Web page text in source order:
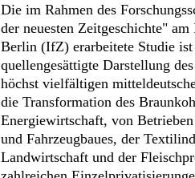
Die im Rahmen des
der neuesten Zeitgeschichte"
Berlin (IfZ) erarbeitete Studie
quellengesättigte Darstellung
höchst vielfältigen
die Transformation des
Energiewirtschaft, von
und Fahrzeugbaues, der
Landwirtschaft und der